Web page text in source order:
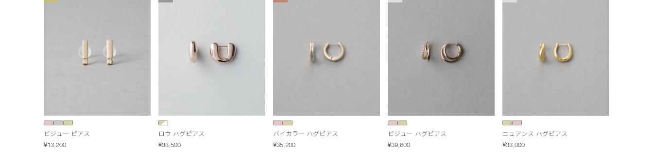
ビジュー ピアス
¥13,200
ロウ ハグピアス
¥38,500
バイカラー ハグピアス
¥35,200
ビジュー ハグピアス
¥39,600
ニュアンス ハグピアス
¥33,000